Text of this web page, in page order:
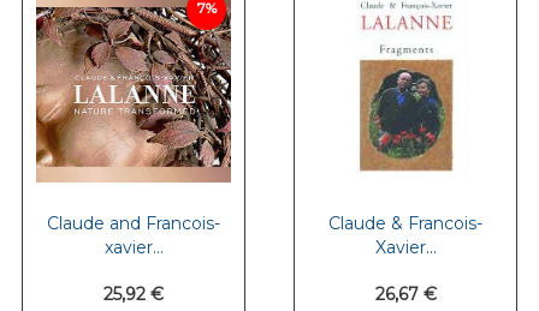
Claude and Francois-
xavier...
25,92 €
7%
Claude & Francois-
Xavier...
26,67 €